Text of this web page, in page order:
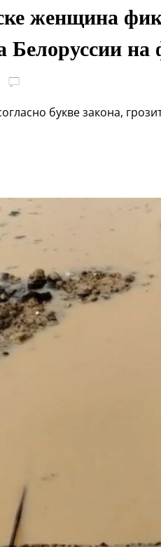
женщина
Белоруссии на
букве закона,